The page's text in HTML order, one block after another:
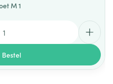
M 1
Bestel